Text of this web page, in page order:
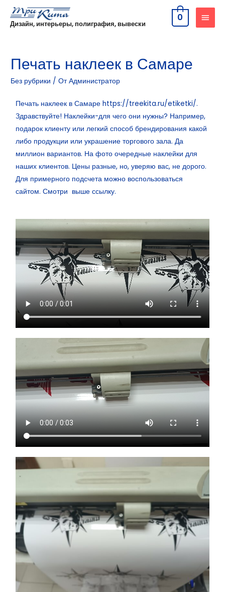
Дизайн, интерьеры, полиграфия, вывески
0
Печать наклеек в Самаре
Без рубрики / От Администратор
Печать наклеек в Самареhttps://treekita.ru/etiketki/.
Здравствуйте! Наклейки-для чего они нужны? Например,
подарок клиенту или легкий способ брендирования какой
либо продукции или украшение торгового зала. Да
миллион вариантов. На фото очередные наклейки для
наших клиентов. Цены разные, но, уверяю вас, не дорого.
Для примерного подсчета можно воспользоваться
сайтом. Смотри выше ссылку.